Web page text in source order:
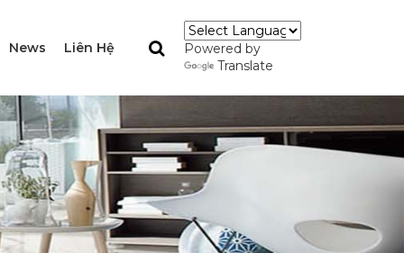
News Liên Hệ
Powered by
Translate